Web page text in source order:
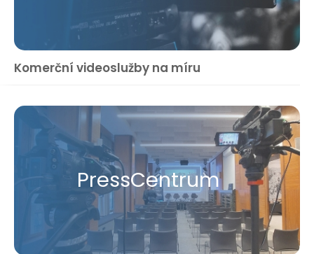
Komerční videoslužby na míru
Press​Centrum